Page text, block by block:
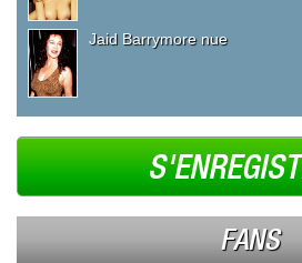
Jaid Barrymore nue
FANS